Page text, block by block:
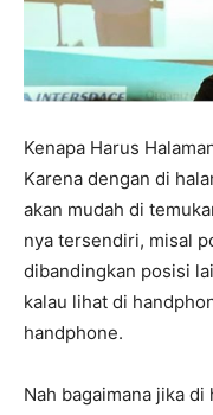
Kenapa Harus
Karena dengan di
akan mudah di
nya tersendiri, misal
dibandingkan posisi
kalau lihat di
handphone.
Nah bagaimana jika